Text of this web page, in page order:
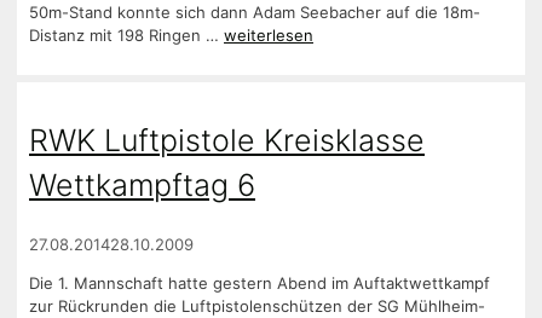
50m-Stand konnte sich dann Adam Seebacher auf die 18m-
Distanz mit 198 Ringen … weiterlesen
RWK Luftpistole Kreisklasse
Wettkampftag 6
27.08.201428.10.2009
Die 1. Mannschaft hatte gestern Abend im Auftaktwettkampf
zur Rückrunden die Luftpistolenschützen der SG Mühlheim-